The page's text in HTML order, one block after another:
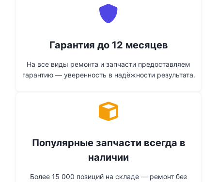
Гарантия до 12 месяцев
На все виды ремонта и запчасти предоставляем
гарантию — уверенность в надёжности результата.
Популярные запчасти всегда в
наличии
Более 15 000 позиций на складе — ремонт без